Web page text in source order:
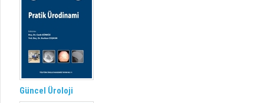
Güncel Üroloji